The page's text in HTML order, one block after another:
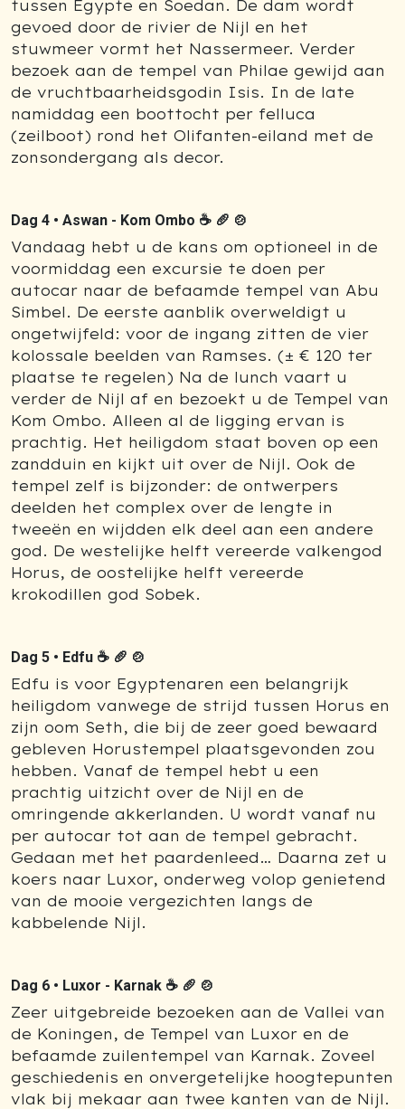
tussen Egypte en Soedan. De dam wordt
gevoed door de rivier de Nijl en het
stuwmeer vormt het Nassermeer. Verder
bezoek aan de tempel van Philae gewijd aan
de vruchtbaarheidsgodin Isis. In de late
namiddag een boottocht per felluca
(zeilboot) rond het Olifanten-eiland met de
zonsondergang als decor.
Dag 4 • Aswan - Kom Ombo ☕ 🥖 🍲
Vandaag hebt u de kans om optioneel in de
voormiddag een excursie te doen per
autocar naar de befaamde tempel van Abu
Simbel. De eerste aanblik overweldigt u
ongetwijfeld: voor de ingang zitten de vier
kolossale beelden van Ramses. (± € 120 ter
plaatse te regelen) Na de lunch vaart u
verder de Nijl af en bezoekt u de Tempel van
Kom Ombo. Alleen al de ligging ervan is
prachtig. Het heiligdom staat boven op een
zandduin en kijkt uit over de Nijl. Ook de
tempel zelf is bijzonder: de ontwerpers
deelden het complex over de lengte in
tweeën en wijdden elk deel aan een andere
god. De westelijke helft vereerde valkengod
Horus, de oostelijke helft vereerde
krokodillen god Sobek.
Dag 5 • Edfu ☕ 🥖 🍲
Edfu is voor Egyptenaren een belangrijk
heiligdom vanwege de strijd tussen Horus en
zijn oom Seth, die bij de zeer goed bewaard
gebleven Horustempel plaatsgevonden zou
hebben. Vanaf de tempel hebt u een
prachtig uitzicht over de Nijl en de
omringende akkerlanden. U wordt vanaf nu
per autocar tot aan de tempel gebracht.
Gedaan met het paardenleed… Daarna zet u
koers naar Luxor, onderweg volop genietend
van de mooie vergezichten langs de
kabbelende Nijl.
Dag 6 • Luxor - Karnak ☕ 🥖 🍲
Zeer uitgebreide bezoeken aan de Vallei van
de Koningen, de Tempel van Luxor en de
befaamde zuilentempel van Karnak. Zoveel
geschiedenis en onvergetelijke hoogtepunten
vlak bij mekaar aan twee kanten van de Nijl.